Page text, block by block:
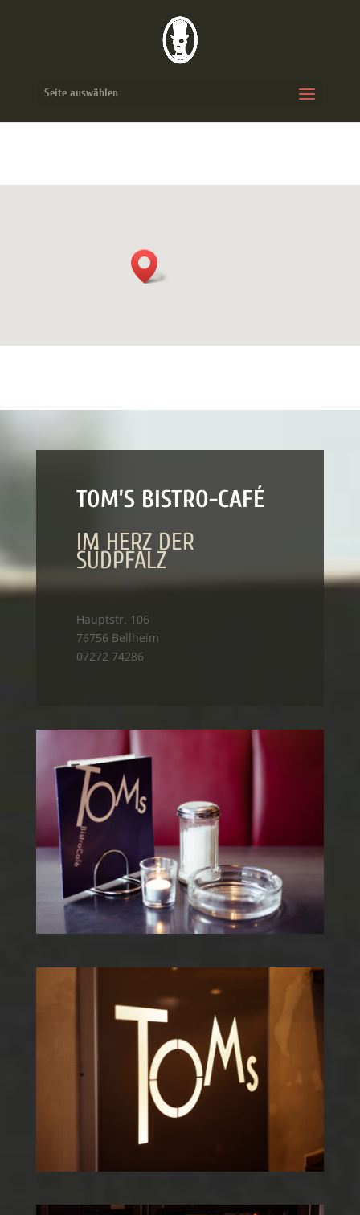
Seite auswählen
TOM’S BISTRO-CAFÉ
IM HERZ DER
SÜDPFALZ
Hauptstr. 106
76756 Bellheim
07272 74286